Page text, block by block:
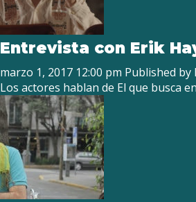
Entrevista con Erik
marzo 1, 2017 12:00 pm Published by
Los actores hablan de El que busca